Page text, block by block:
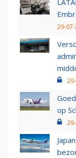
29-
op